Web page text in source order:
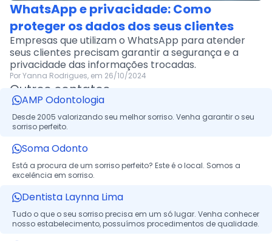
WhatsApp e privacidade: Como
proteger os dados dos seus clientes
Empresas que utilizam o WhatsApp para atender
seus clientes precisam garantir a segurança e a
privacidade das informações trocadas.
Por Yanna Rodrigues, em 26/10/2024
Outros contatos
AMP Odontologia
Desde 2005 valorizando seu melhor sorriso. Venha garantir o seu
sorriso perfeito.
Soma Odonto
Está a procura de um sorriso perfeito? Este é o local. Somos a
excelência em sorriso.
Dentista Laynna Lima
Tudo o que o seu sorriso precisa em um só lugar. Venha conhecer
nosso estabelecimento, possuímos procedimentos de qualidade.